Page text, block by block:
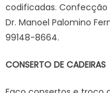
codificadas. Confecção
Dr. Manoel Palomino
99148-8664.
CONSERTO DE CADEIRAS